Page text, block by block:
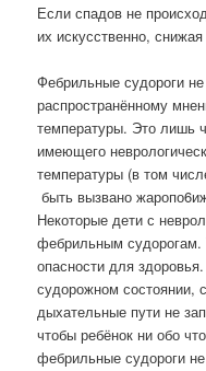
Если спадов не
их искусственно,
Фебрильные судороги
распространённому
температуры. Это лишь
имеющего
температуры (в том
быть вызвано
Некоторые дети с
фебрильным
опасности для
судорожном состоянии,
дыхательные пути не
чтобы ребёнок ни обо
фебрильные судороги